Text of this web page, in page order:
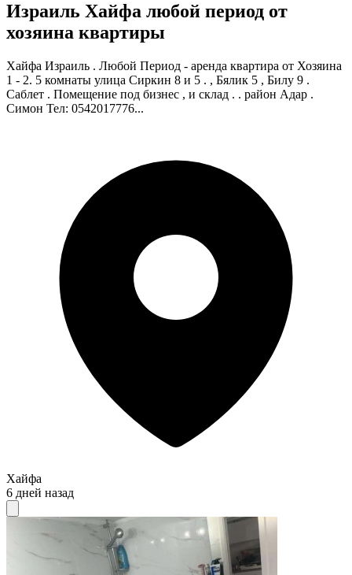
Израиль Хайфа любой период от
хозяина квартиры
Хайфа Израиль . Любой Период - аренда квартира от Хозяина
1 - 2. 5 комнаты улица Сиркин 8 и 5 . , Бялик 5 , Билу 9 .
Саблет . Помещение под бизнес , и склад . . район Адар .
Симон Тел: 0542017776...
Хайфа
6 дней назад